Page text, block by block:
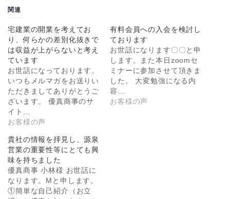
関連
宅建業の開業を考えてお
り、何らかの差別化抜きで
は収益が上がらないと考え
ています
お世話になっております。
いつもメルマガをお送りい
ただきましてありがとうご
ざいます。 優真商事のサ
イト…
お客様の声
有料会員への入会を検討し
ております
お世話になります〇〇と申
します。また本日zoomセ
ミナーに参加させて頂きま
した。 大変勉強になる内
容…
お客様の声
貴社の情報を拝見し、源泉
営業の重要性等にとても興
味を持ちました
優真商事 小林様 お世話に
なります。Mと申します。
①簡単な自己紹介（お立